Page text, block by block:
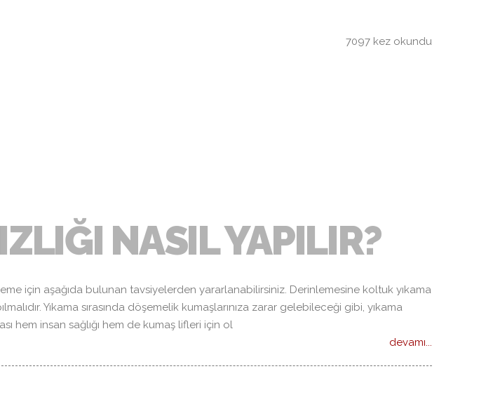
7097 kez okundu
NASIL YAPILIR?
için aşağıda bulunan tavsiyelerden yararlanabilirsiniz. Derinlemesine koltuk yıkama
Yıkama sırasında döşemelik kumaşlarınıza zarar gelebileceği gibi, yıkama
hem insan sağlığı hem de kumaş lifleri için ol
devamı...